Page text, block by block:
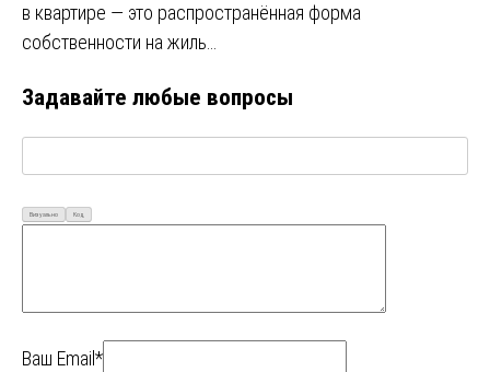
в квартире — это распространённая форма
собственности на жиль…
Задавайте любые вопросы
Визуально Код
Ваш Email*